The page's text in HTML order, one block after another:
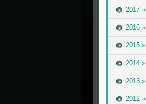
2017 »
2016 »
2015 »
2014 »
2013 »
2012 »